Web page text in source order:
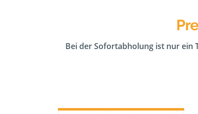
Bei der Sofortabholung ist nur ein